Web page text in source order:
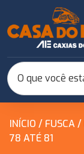
INÍCIO / FUSCA/
78 ATÉ 81